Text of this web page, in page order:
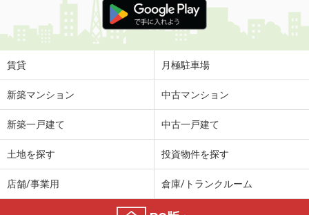
賃貸 月極駐車場
新築マンション 中古マンション
新築一戸建て 中古一戸建て
土地を探す 投資物件を探す
店舗/事業用 倉庫/トランクルーム